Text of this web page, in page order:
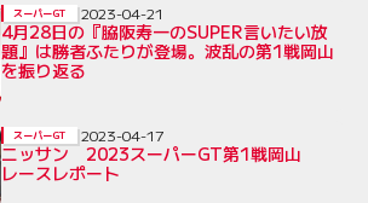
4月28日の『脇阪寿一のSUPER言いたい放
題』は勝者ふたりが登場。波乱の第1戦岡山
を振り返る
スーパーGT 2023-04-21
ニッサン 2023スーパーGT第1戦岡山
レースレポート
スーパーGT 2023-04-17